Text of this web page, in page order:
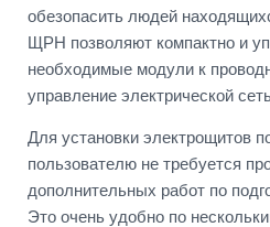
обезопасить людей
ЩРН позволяют компактно и
необходимые модули к
управление электрической
Для установки электрощитов
пользователю не требуется
дополнительных работ по
Это очень удобно по